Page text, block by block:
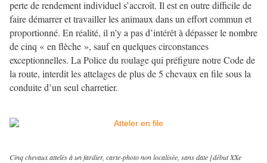
perte de rendement individuel s’accroît. Il est en outre difficile de
faire démarrer et travailler les animaux dans un effort commun et
proportionné. En réalité, il n’y a pas d’intérêt à dépasser le nombre
de cinq « en flèche », sauf en quelques circonstances
exceptionnelles. La Police du roulage qui préfigure notre Code de
la route, interdit les attelages de plus de 5 chevaux en file sous la
conduite d’un seul charretier.
Cinq chevaux attelés à un fardier, carte-photo non localisée, sans date [début XXe